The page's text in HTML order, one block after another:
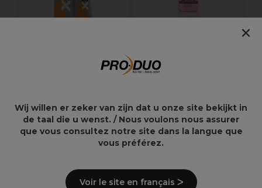
Radiance Permanent
Haarkleuring 100ml
10,55€
Permanent Hair Color
Cream 100ml
9,95€
Overzicht
Wij willen er zeker van zijn dat u onze site bekijkt in
de taal die u wenst. / Nous voulons nous assurer
que vous consultez notre site dans la langue que
vous préférez.
Voir le site en français ᐳ
×